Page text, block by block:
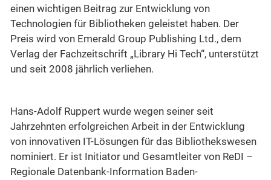
einen wichtigen Beitrag zur Entwicklung von
Technologien für Bibliotheken geleistet haben. Der
Preis wird von Emerald Group Publishing Ltd., dem
Verlag der Fachzeitschrift „Library Hi Tech“, unterstützt
und seit 2008 jährlich verliehen.
Hans-Adolf Ruppert wurde wegen seiner seit
Jahrzehnten erfolgreichen Arbeit in der Entwicklung
von innovativen IT-Lösungen für das Bibliothekswesen
nominiert. Er ist Initiator und Gesamtleiter von ReDI –
Regionale Datenbank-Information Baden-